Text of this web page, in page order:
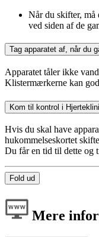
Når du skifter, må
ved siden af de
Tag apparatet af, når du
Apparatet tåler ikke
Klistermærkerne kan
Kom til kontrol i
Hvis du skal have
hukommelseskortet
Du får en tid til dette og
Fold ud
Mere